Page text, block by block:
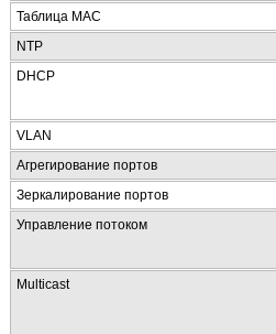
Таблица MAC
NTP
DHCP
VLAN
Агрегирование портов
Зеркалирование портов
Управление потоком
Multicast